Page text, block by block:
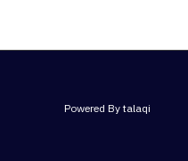
Powered By talaqi